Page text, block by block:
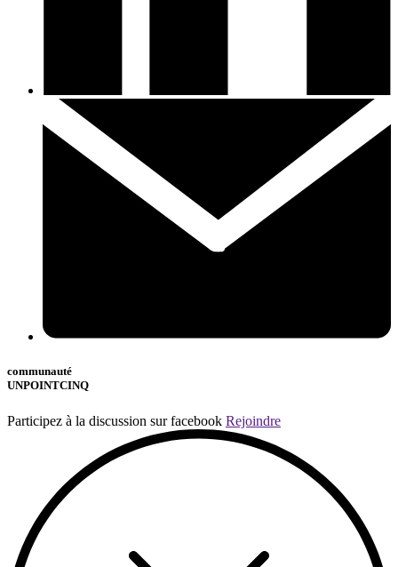
communauté
UNPOINTCINQ
Participez à la discussion sur facebook Rejoindre